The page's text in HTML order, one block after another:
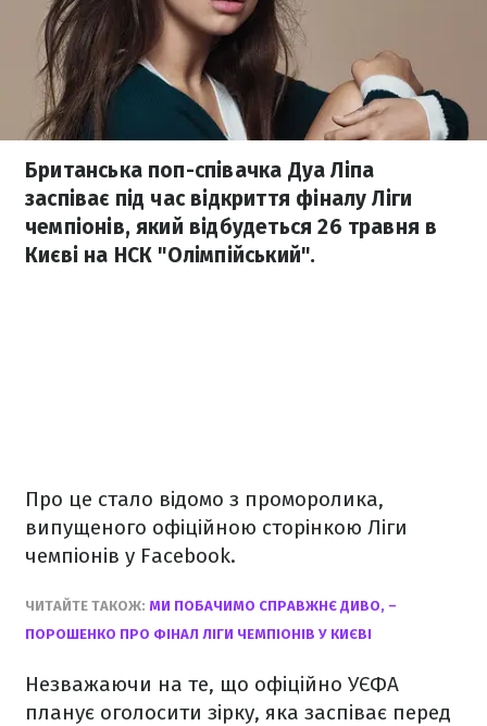
Британська поп-співачка Дуа Ліпа
заспіває під час відкриття фіналу Ліги
чемпіонів, який відбудеться 26 травня в
Києві на НСК "Олімпійський".
Про це стало відомо з проморолика,
випущеного офіційною сторінкою Ліги
чемпіонів у Facebook.
ЧИТАЙТЕ ТАКОЖ: МИ ПОБАЧИМО СПРАВЖНЄ ДИВО, –
ПОРОШЕНКО ПРО ФІНАЛ ЛІГИ ЧЕМПІОНІВ У КИЄВІ
Незважаючи на те, що офіційно УЄФА
планує оголосити зірку, яка заспіває перед